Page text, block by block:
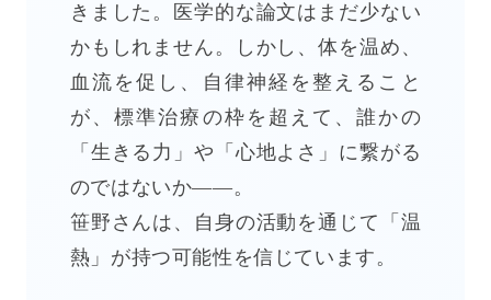
きました。医学的な論文はまだ少ない
かもしれません。しかし、体を温め、
血流を促し、自律神経を整えること
が、標準治療の枠を超えて、誰かの
「生きる力」や「心地よさ」に繋がる
のではないか——。
笹野さんは、自身の活動を通じて「温
熱」が持つ可能性を信じています。